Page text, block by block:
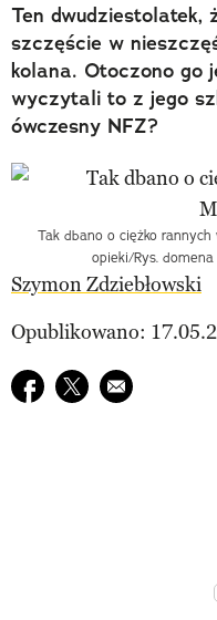
Ten dwudziestolatek,
szczęście w
kolana. Otoczono go
wyczytali to z jego
ówczesny NFZ?
Tak dbano o ciężko
opieki/Rys.
Szymon Zdziebłowski
Opublikowano:
Udostępnij na facebook
Udostępnij na
E-mail do